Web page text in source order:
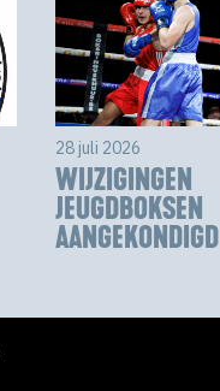
28 juli 2026
WIJZIGINGEN
JEUGDBOKSEN
AANGEKONDIGD